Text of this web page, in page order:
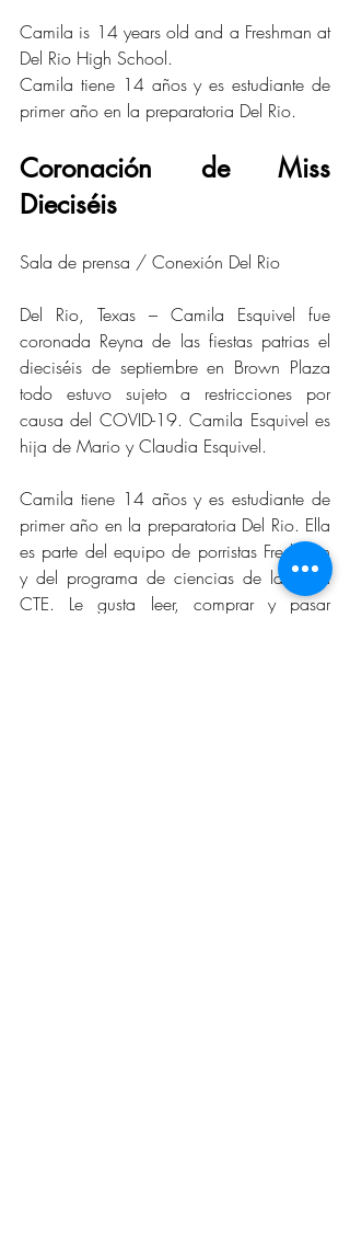
Camila is 14 years old and a Freshman at
Del Rio High School.
Camila tiene 14 años y es estudiante de
primer año en la preparatoria Del Rio.
Coronación de Miss
Dieciséis
Sala de prensa / Conexión Del Rio
Del Rio, Texas – Camila Esquivel fue
coronada Reyna de las fiestas patrias el
dieciséis de septiembre en Brown Plaza
todo estuvo sujeto a restricciones por
causa del COVID-19. Camila Esquivel es
hija de Mario y Claudia Esquivel.
Camila tiene 14 años y es estudiante de
primer año en la preparatoria Del Rio. Ella
es parte del equipo de porristas Freshman
y del programa de ciencias de la salud
CTE. Le gusta leer, comprar y pasar